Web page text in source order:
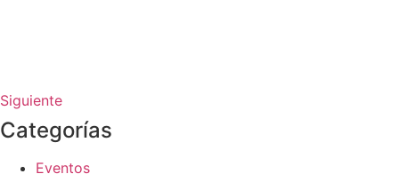
Siguiente
Categorías
Eventos